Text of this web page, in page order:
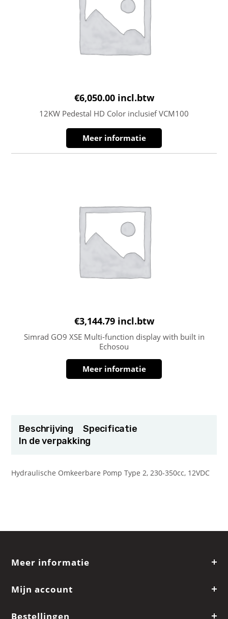
€6,050.00 incl.btw
12KW Pedestal HD Color inclusief VCM100
Meer informatie
€3,144.79 incl.btw
Simrad GO9 XSE Multi-function display with built in
Echosou
Meer informatie
Beschrijving
Specificatie
In de verpakking
Hydraulische Omkeerbare Pomp Type 2, 230-350cc, 12VDC
Meer informatie
Mijn account
Bestellingen